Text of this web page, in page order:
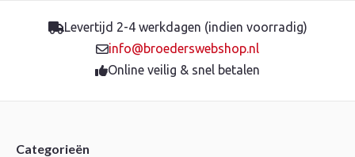
Levertijd 2-4 werkdagen (indien voorradig)
info@broederswebshop.nl
Online veilig & snel betalen
Categorieën